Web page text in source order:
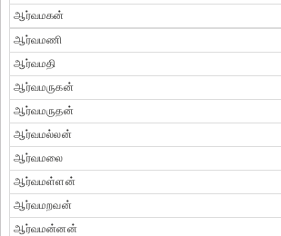
ஆர்வமகன்
ஆர்வமணி
ஆர்வமதி
ஆர்வமருகன்
ஆர்வமருதன்
ஆர்வமல்லன்
ஆர்வமலை
ஆர்வமள்ளன்
ஆர்வமறவன்
ஆர்வமன்னன்